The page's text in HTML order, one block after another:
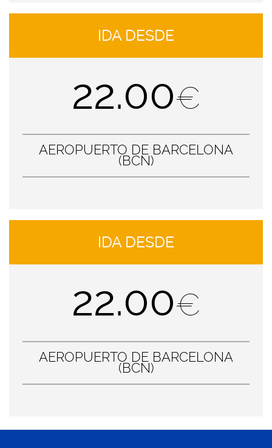
IDA DESDE
22.00€
AEROPUERTO DE BARCELONA
(BCN)
IDA DESDE
22.00€
AEROPUERTO DE BARCELONA
(BCN)